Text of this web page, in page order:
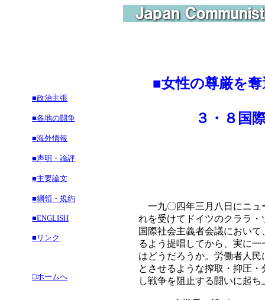
■政治主張
■各地の闘争
■海外情報
■声明・論評
■主要論文
■綱領・規約
■ENGLISH
■リンク
□ホームへ
■女性の尊厳を
３・８国際女
一九〇四年三月八日にニュ
れを受けてドイツのクララ
国際社会主義者会議におい
るよう提唱してから、実に
はどうだろうか。労働者人
とさせるような搾取・抑圧
し戦争を阻止する闘いに起ち